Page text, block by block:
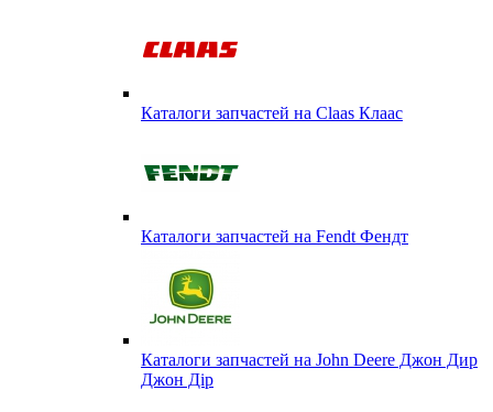
Каталоги запчастей на Claas Клаас
Каталоги запчастей на Fendt Фендт
Каталоги запчастей на John Deere Джон Дир
Джон Дір